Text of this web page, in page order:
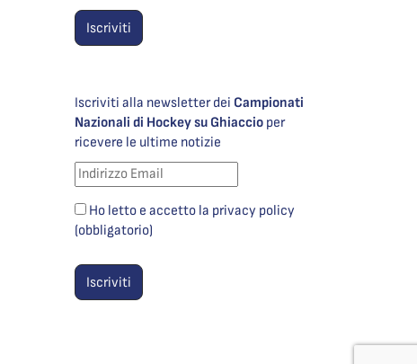
Iscriviti alla newsletter dei Campionati
Nazionali di Hockey su Ghiaccio per
ricevere le ultime notizie
Ho letto e accetto la privacy policy
(obbligatorio)